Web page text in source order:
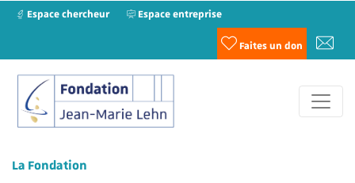
Espace chercheur Espace entreprise
Faites un don
La Fondation